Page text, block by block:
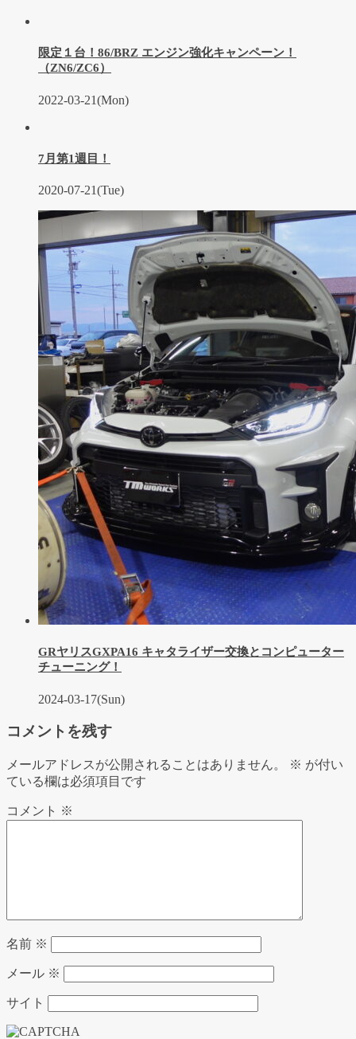
限定１台！86/BRZ エンジン強化キャンペーン！
（ZN6/ZC6）
2022-03-21(Mon)
7月第1週目！
2020-07-21(Tue)
GRヤリスGXPA16 キャタライザー交換とコンピューター
チューニング！
2024-03-17(Sun)
コメントを残す
メールアドレスが公開されることはありません。 ※ が付い
ている欄は必須項目です
コメント ※
名前 ※
メール ※
サイト